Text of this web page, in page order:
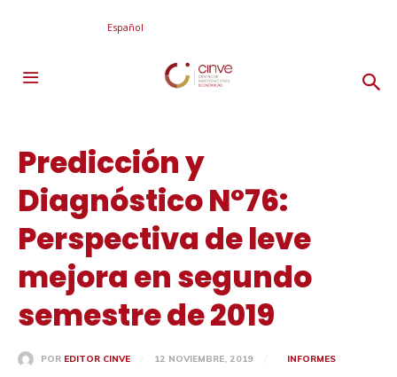
Español
Predicción y
Diagnóstico N°76:
Perspectiva de leve
mejora en segundo
semestre de 2019
POR EDITOR CINVE 12 NOVIEMBRE, 2019 INFORMES